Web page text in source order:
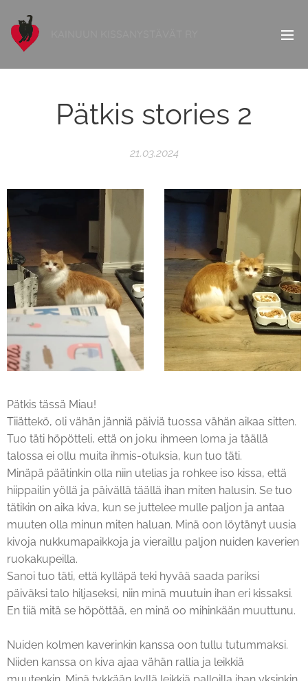
Pätkis stories 2
21.03.2024
Pätkis tässä Miau!
Tiiättekö, oli vähän jänniä päiviä tuossa vähän aikaa sitten.
Tuo täti höpötteli, että on joku ihmeen loma ja täällä
talossa ei ollu muita ihmis-otuksia, kun tuo täti.
Minäpä päätinkin olla niin utelias ja rohkee iso kissa, että
hiippailin yöllä ja päivällä täällä ihan miten halusin. Se tuo
tätikin on aika kiva, kun se juttelee mulle paljon ja antaa
muuten olla minun miten haluan. Minä oon löytänyt uusia
kivoja nukkumapaikkoja ja vieraillu paljon nuiden kaverien
ruokakupeilla.
Sanoi tuo täti, että kylläpä teki hyvää saada pariksi
päiväksi talo hiljaseksi, niin minä muutuin ihan eri kissaksi.
En tiiä mitä se höpöttää, en minä oo mihinkään muuttunu.
Nuiden kolmen kaverinkin kanssa oon tullu tutummaksi.
Niiden kanssa on kiva ajaa vähän rallia ja leikkiä